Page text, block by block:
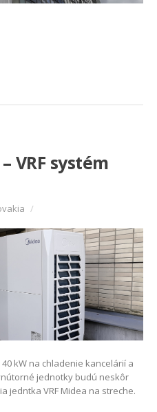
VRF systém
/
kW na chladenie kancelárií a
jednotky budú neskôr
jedntka VRF Midea na streche.